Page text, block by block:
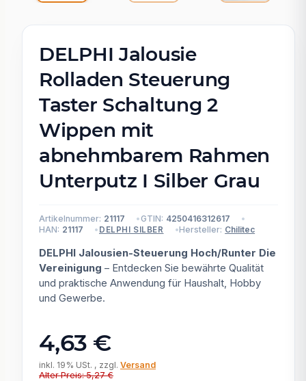
DELPHI Jalousie
Rolladen Steuerung
Taster Schaltung 2
Wippen mit
abnehmbarem Rahmen
Unterputz I Silber Grau
Artikelnummer: 21117 GTIN: 4250416312617
HAN: 21117 DELPHI SILBER Hersteller: Chilitec
DELPHI Jalousien-Steuerung Hoch/Runter Die
Vereinigung – Entdecken Sie bewährte Qualität
und praktische Anwendung für Haushalt, Hobby
und Gewerbe.
4,63 €
inkl. 19% USt. , zzgl. Versand
Alter Preis: 5,27 €